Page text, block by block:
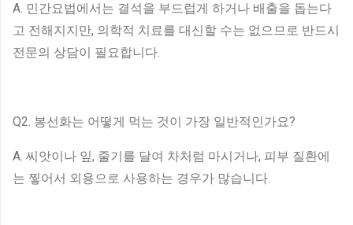
A. 민간요법에서는 결석을 부드럽게 하거나 배출을 돕는다
고 전해지지만, 의학적 치료를 대신할 수는 없으므로 반드시
전문의 상담이 필요합니다.
Q2. 봉선화는 어떻게 먹는 것이 가장 일반적인가요?
A. 씨앗이나 잎, 줄기를 달여 차처럼 마시거나, 피부 질환에
는 찧어서 외용으로 사용하는 경우가 많습니다.